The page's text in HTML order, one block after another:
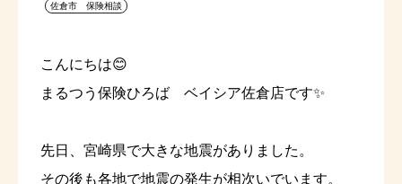
佐倉市 保険相談
こんにちは😊
まるつう保険ひろば ベイシア佐倉店です✨
先日、宮崎県で大きな地震がありました。
その後も各地で地震の発生が相次いでいます。